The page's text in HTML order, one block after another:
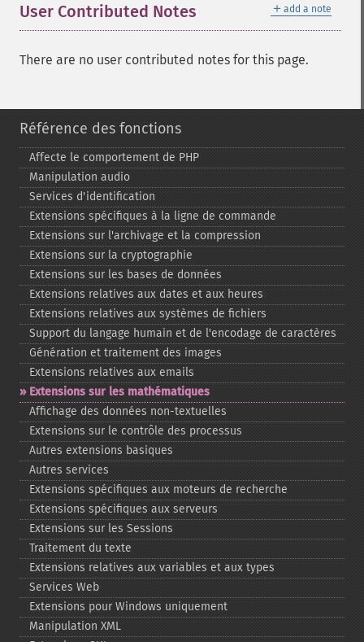
＋ add a note
User Contributed Notes
There are no user contributed notes for this page.
Référence des fonctions
Affecte le comportement de PHP
Manipulation audio
Services d'identification
Extensions spécifiques à la ligne de commande
Extensions sur l'archivage et la compression
Extensions sur la cryptographie
Extensions sur les bases de données
Extensions relatives aux dates et aux heures
Extensions relatives aux systèmes de fichiers
Support du langage humain et de l'encodage de caractères
Génération et traitement des images
Extensions relatives aux emails
Extensions sur les mathématiques
Affichage des données non-​textuelles
Extensions sur le contrôle des processus
Autres extensions basiques
Autres services
Extensions spécifiques aux moteurs de recherche
Extensions spécifiques aux serveurs
Extensions sur les Sessions
Traitement du texte
Extensions relatives aux variables et aux types
Services Web
Extensions pour Windows uniquement
Manipulation XML